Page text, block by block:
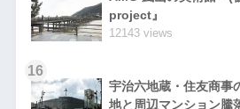
project』
12143 views
16
宇治六地蔵・住友商事
地と周辺マンション騰